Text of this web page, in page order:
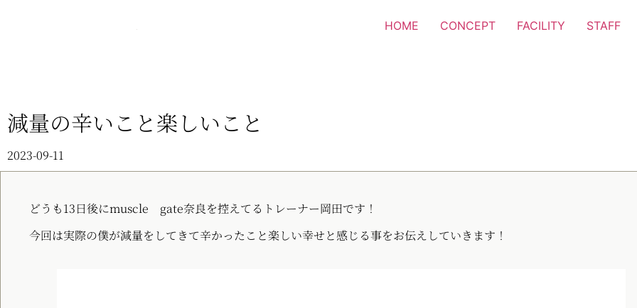
HOME CONCEPT FACILITY STAFF
減量の辛いこと楽しいこと
2023-09-11
どうも13日後にmuscle gate奈良を控えてるトレーナー岡田です！
今回は実際の僕が減量をしてきて辛かったこと楽しい幸せと感じる事をお伝えしていきます！